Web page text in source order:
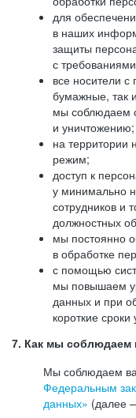
для
в наших
защиты
с
все носители
бумажные, так
мы соблюдаем
и уничтожению;
на территории
режим;
доступ к
у минимально
сотрудников и
должностных
мы постоянно
в обработке
с помощью
мы повышаем
данных и при
короткие
7. Как мы соблюдаем
Мы соблюдаем
Федеральным
данных» (далее